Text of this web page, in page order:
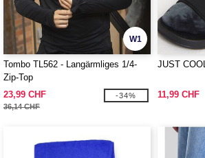
W1
Tombo TL562 - Langärmliges 1/4-
Zip-Top
23,99 CHF
36,14 CHF
-34%
JUST
11,99 CHF